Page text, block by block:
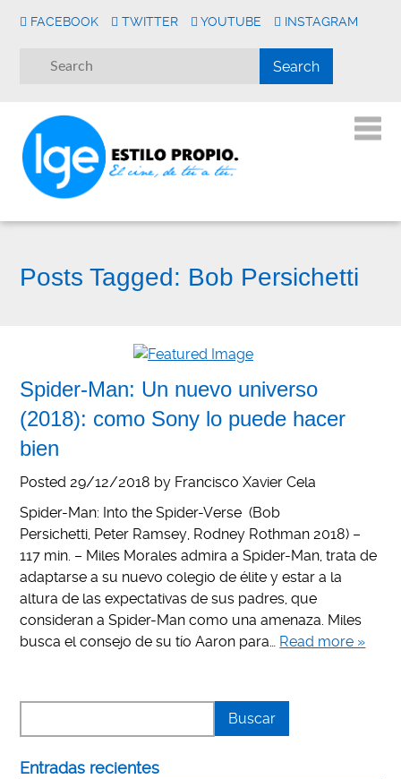
FACEBOOK TWITTER YOUTUBE INSTAGRAM
Posts Tagged: Bob Persichetti
Spider-Man: Un nuevo universo
(2018): como Sony lo puede hacer
bien
Posted 29/12/2018 by Francisco Xavier Cela
Spider-Man: Into the Spider-Verse (Bob
Persichetti, Peter Ramsey, Rodney Rothman 2018) –
117 min. – Miles Morales admira a Spider-Man, trata de
adaptarse a su nuevo colegio de élite y estar a la
altura de las expectativas de sus padres, que
consideran a Spider-Man como una amenaza. Miles
busca el consejo de su tío Aaron para… Read more »
Entradas recientes